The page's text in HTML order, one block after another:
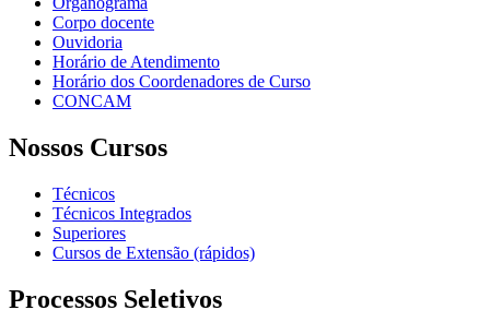
Corpo docente
Ouvidoria
Horário de Atendimento
Horário dos Coordenadores de Curso
CONCAM
Nossos Cursos
Técnicos
Técnicos Integrados
Superiores
Cursos de Extensão (rápidos)
Processos Seletivos